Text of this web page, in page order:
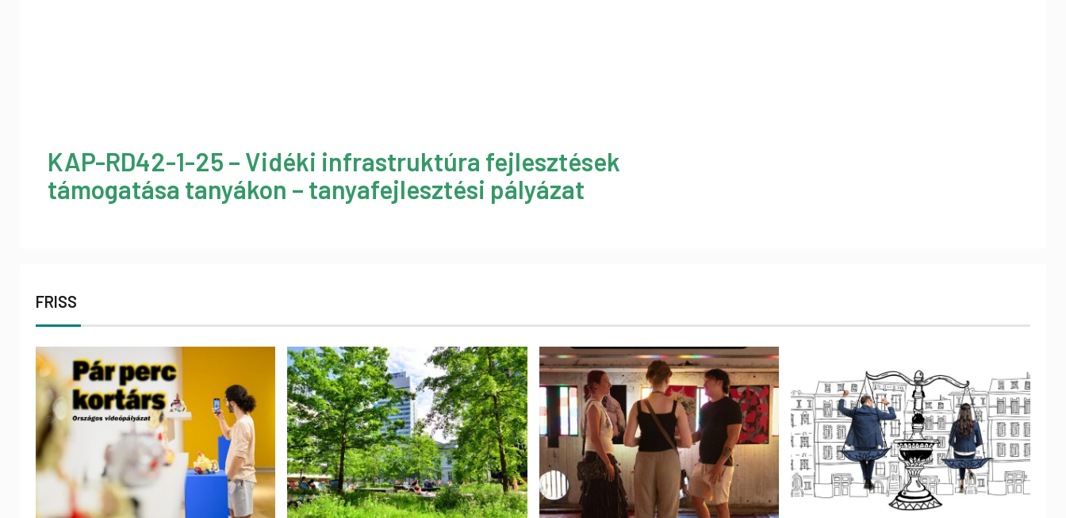
KAP-RD42-1-25 – Vidéki infrastruktúra fejlesztések
támogatása tanyákon – tanyafejlesztési pályázat
FRISS